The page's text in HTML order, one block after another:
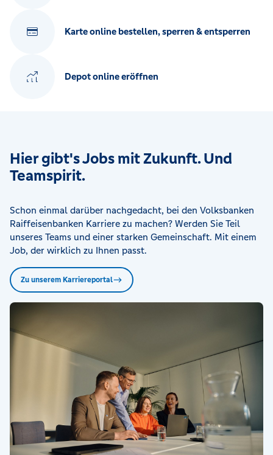
Karte online bestellen, sperren & entsperren
Depot online eröffnen
Hier gibt's Jobs mit Zukunft. Und
Teamspirit.
Schon einmal darüber nachgedacht, bei den Volksbanken
Raiffeisenbanken Karriere zu machen? Werden Sie Teil
unseres Teams und einer starken Gemeinschaft. Mit einem
Job, der wirklich zu Ihnen passt.
Zu unserem Karriereportal